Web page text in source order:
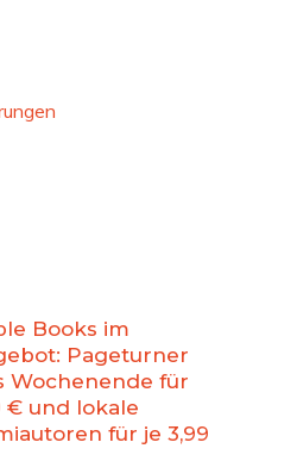
Books im
Pageturner
Wochenende für
€ und lokale
für je 3,99